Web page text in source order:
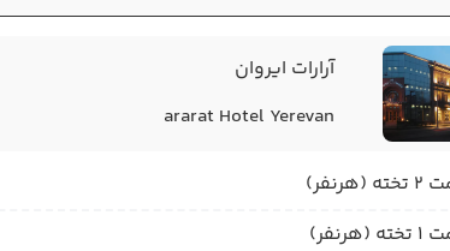
آرارات ایروان
ararat Hotel Yerevan